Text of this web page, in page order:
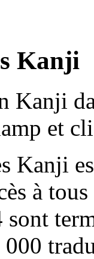
Kanji
Kanji
et
Kanji
à
sont
000